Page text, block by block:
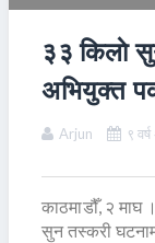
३३ किलाे
अभियुक्त
Arjun ९
काठमाडौँ, २ माघ
सुन तस्करी